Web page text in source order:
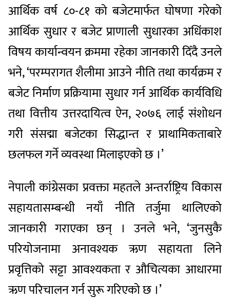
आर्थिक वर्ष ८०-८१ को बजेटमार्फत घोषणा गरेको
आर्थिक सुधार र बजेट प्राणाली सुधारका अधिंकाश
विषय कार्यान्वयन क्रममा रहेका जानकारी दिँदै उनले
भने, ‘परम्परागत शैलीमा आउने नीति तथा कार्यक्रम र
बजेट निर्माण प्रक्रियामा सुधार गर्न आर्थिक कार्यविधि
तथा वित्तीय उत्तरदायित्व ऐन, २०७६ लाई संशोधन
गरी संसद्मा बजेटका सिद्धान्त र प्राथामिकताबारे
छलफल गर्ने व्यवस्था मिलाइएको छ ।’
नेपाली कांग्रेसका प्रवक्ता महतले अन्तर्राष्ट्रिय विकास
सहायतासम्बन्धी नयाँ नीति तर्जुमा थालिएको
जानकारी गराएका छन् । उनले भने, ‘जुनसुकै
परियोजनामा अनावश्यक ऋण सहायता लिने
प्रवृत्तिको सट्टा आवश्यकता र औचित्यका आधारमा
ऋण परिचालन गर्न सुरू गरिएको छ ।’